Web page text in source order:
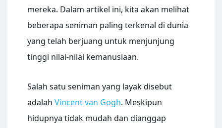
mereka. Dalam artikel ini, kita akan melihat
beberapa seniman paling terkenal di dunia
yang telah berjuang untuk menjunjung
tinggi nilai-nilai kemanusiaan.
Salah satu seniman yang layak disebut
adalah Vincent van Gogh. Meskipun
hidupnya tidak mudah dan dianggap